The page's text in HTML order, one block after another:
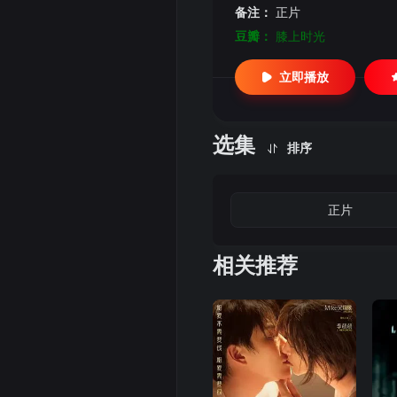
备注： 正片
豆瓣： 膝上时光
立即播放
选集 排序
正片
相关推荐